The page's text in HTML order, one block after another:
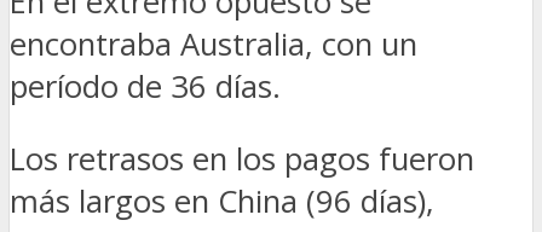
encontraba Australia, con un
período de 36 días.
Los retrasos en los pagos fueron
más largos en China (96 días),